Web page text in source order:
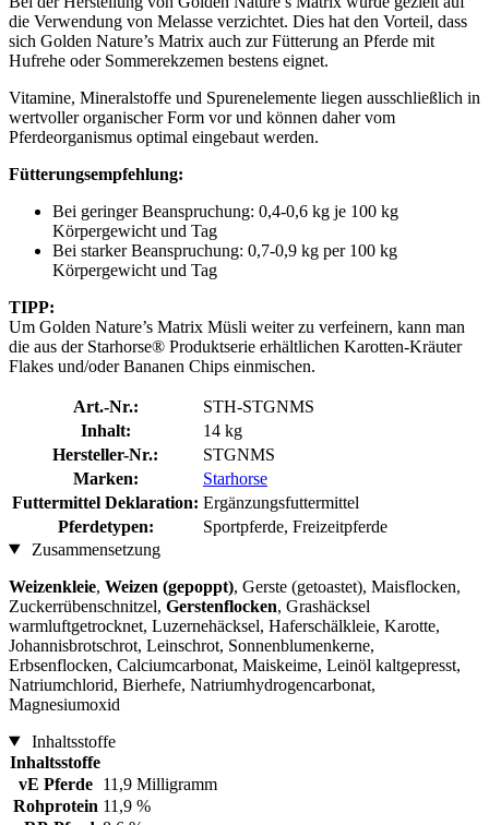
die Verwendung von Melasse verzichtet. Dies hat den Vorteil, dass
sich Golden Nature’s Matrix auch zur Fütterung an Pferde mit
Hufrehe oder Sommerekzemen bestens eignet.
Vitamine, Mineralstoffe und Spurenelemente liegen ausschließlich in
wertvoller organischer Form vor und können daher vom
Pferdeorganismus optimal eingebaut werden.
Fütterungsempfehlung:
Bei geringer Beanspruchung: 0,4-0,6 kg je 100 kg
Körpergewicht und Tag
Bei starker Beanspruchung: 0,7-0,9 kg per 100 kg
Körpergewicht und Tag
TIPP:
Um Golden Nature’s Matrix Müsli weiter zu verfeinern, kann man
die aus der Starhorse® Produktserie erhältlichen Karotten-Kräuter
Flakes und/oder Bananen Chips einmischen.
Art.-Nr.:
STH-STGNMS
Inhalt:
14 kg
Hersteller-Nr.:
STGNMS
Marken:
Starhorse
Futtermittel Deklaration: Ergänzungsfuttermittel
Pferdetypen:
Sportpferde, Freizeitpferde
Zusammensetzung
Weizenkleie, Weizen (gepoppt), Gerste (getoastet), Maisflocken,
Zuckerrübenschnitzel, Gerstenflocken, Grashäcksel
warmluftgetrocknet, Luzernehäcksel, Haferschälkleie, Karotte,
Johannisbrotschrot, Leinschrot, Sonnenblumenkerne,
Erbsenflocken, Calciumcarbonat, Maiskeime, Leinöl kaltgepresst,
Natriumchlorid, Bierhefe, Natriumhydrogencarbonat,
Magnesiumoxid
Inhaltsstoffe
Inhaltsstoffe
vE Pferde
11,9 Milligramm
Rohprotein 11,9 %